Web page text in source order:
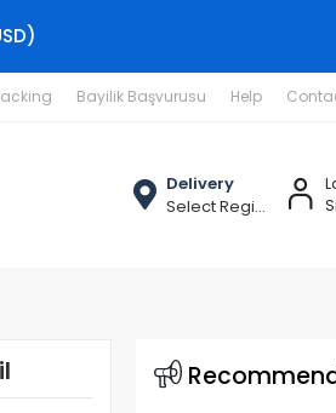
Bayilik Başvurusu Help
Delivery
Select Region